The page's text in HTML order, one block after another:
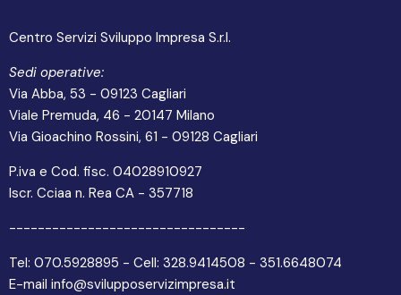
Centro Servizi Sviluppo Impresa S.r.l.
Sedi operative:
Via Abba, 53 - 09123 Cagliari
Viale Premuda, 46 - 20147 Milano
Via Gioachino Rossini, 61 - 09128 Cagliari
P.iva e Cod. fisc. 04028910927
Iscr. Cciaa n. Rea CA - 357718
---------------------------------
Tel: 070.5928895 - Cell: 328.9414508 - 351.6648074
E-mail info@svilupposervizimpresa.it